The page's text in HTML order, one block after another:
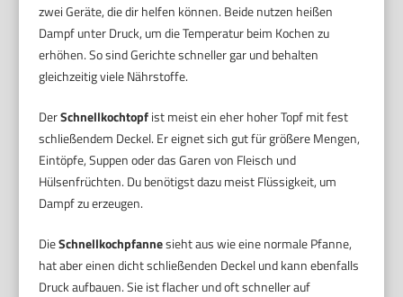
zwei Geräte, die dir helfen können. Beide nutzen heißen
Dampf unter Druck, um die Temperatur beim Kochen zu
erhöhen. So sind Gerichte schneller gar und behalten
gleichzeitig viele Nährstoffe.
DerSchnellkochtopfist meist ein eher hoher Topf mit fest
schließendem Deckel. Er eignet sich gut für größere Mengen,
Eintöpfe, Suppen oder das Garen von Fleisch und
Hülsenfrüchten. Du benötigst dazu meist Flüssigkeit, um
Dampf zu erzeugen.
DieSchnellkochpfannesieht aus wie eine normale Pfanne,
hat aber einen dicht schließenden Deckel und kann ebenfalls
Druck aufbauen. Sie ist flacher und oft schneller auf